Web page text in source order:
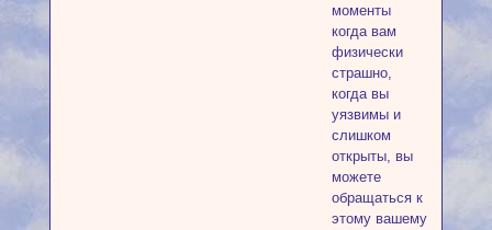
моменты
когда вам
физически
страшно,
когда вы
уязвимы и
слишком
открыты, вы
можете
обращаться к
этому вашему